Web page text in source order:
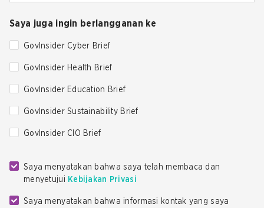
Saya juga ingin berlangganan ke
GovInsider Cyber Brief
GovInsider Health Brief
GovInsider Education Brief
GovInsider Sustainability Brief
GovInsider CIO Brief
Saya menyatakan bahwa saya telah membaca dan
menyetujui Kebijakan Privasi
Saya menyatakan bahwa informasi kontak yang saya